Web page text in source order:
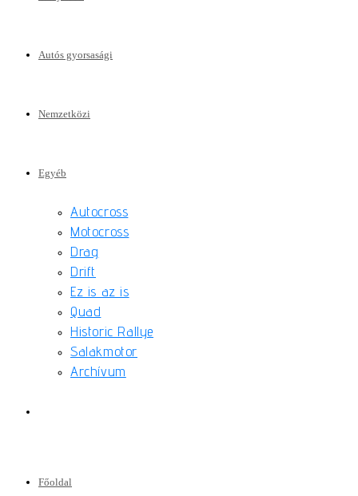
Autós gyorsasági
Nemzetközi
Egyéb
Autocross
Motocross
Drag
Drift
Ez is az is
Quad
Historic Rallye
Salakmotor
Archívum
Főoldal